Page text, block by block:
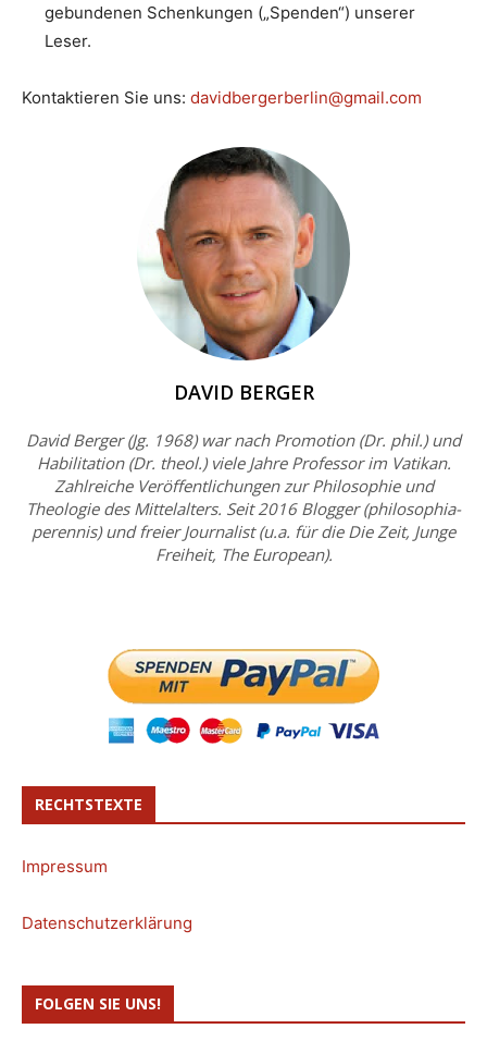
gebundenen Schenkungen („Spenden“) unserer
Leser.
Kontaktieren Sie uns: davidbergerberlin@gmail.com
DAVID BERGER
David Berger (Jg. 1968) war nach Promotion (Dr. phil.) und
Habilitation (Dr. theol.) viele Jahre Professor im Vatikan.
Zahlreiche Veröffentlichungen zur Philosophie und
Theologie des Mittelalters. Seit 2016 Blogger (philosophia-
perennis) und freier Journalist (u.a. für die Die Zeit, Junge
Freiheit, The European).
RECHTSTEXTE
Impressum
Datenschutzerklärung
FOLGEN SIE UNS!